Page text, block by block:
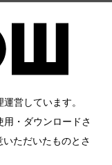
営しています。
・ダウンロードさ
ただいたものとさ